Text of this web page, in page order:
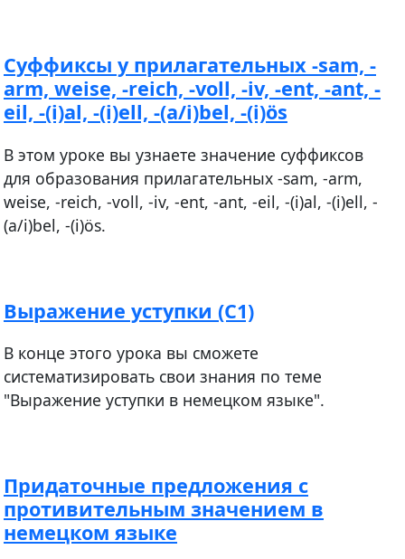
Суффиксы у прилагательных -sam, -
arm, weise, -reich, -voll, -iv, -ent, -ant, -
eil, -(i)al, -(i)ell, -(a/i)bel, -(i)ös
В этом уроке вы узнаете значение суффиксов
для образования прилагательных -sam, -arm,
weise, -reich, -voll, -iv, -ent, -ant, -eil, -(i)al, -(i)ell, -
(a/i)bel, -(i)ös.
Выражение уступки (С1)
В конце этого урока вы сможете
систематизировать свои знания по теме
"Выражение уступки в немецком языке".
Придаточные предложения с
противительным значением в
немецком языке